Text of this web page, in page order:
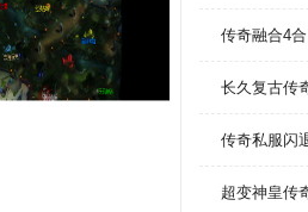
传奇融合4
长久复古传
传奇私服闪
超变神皇传